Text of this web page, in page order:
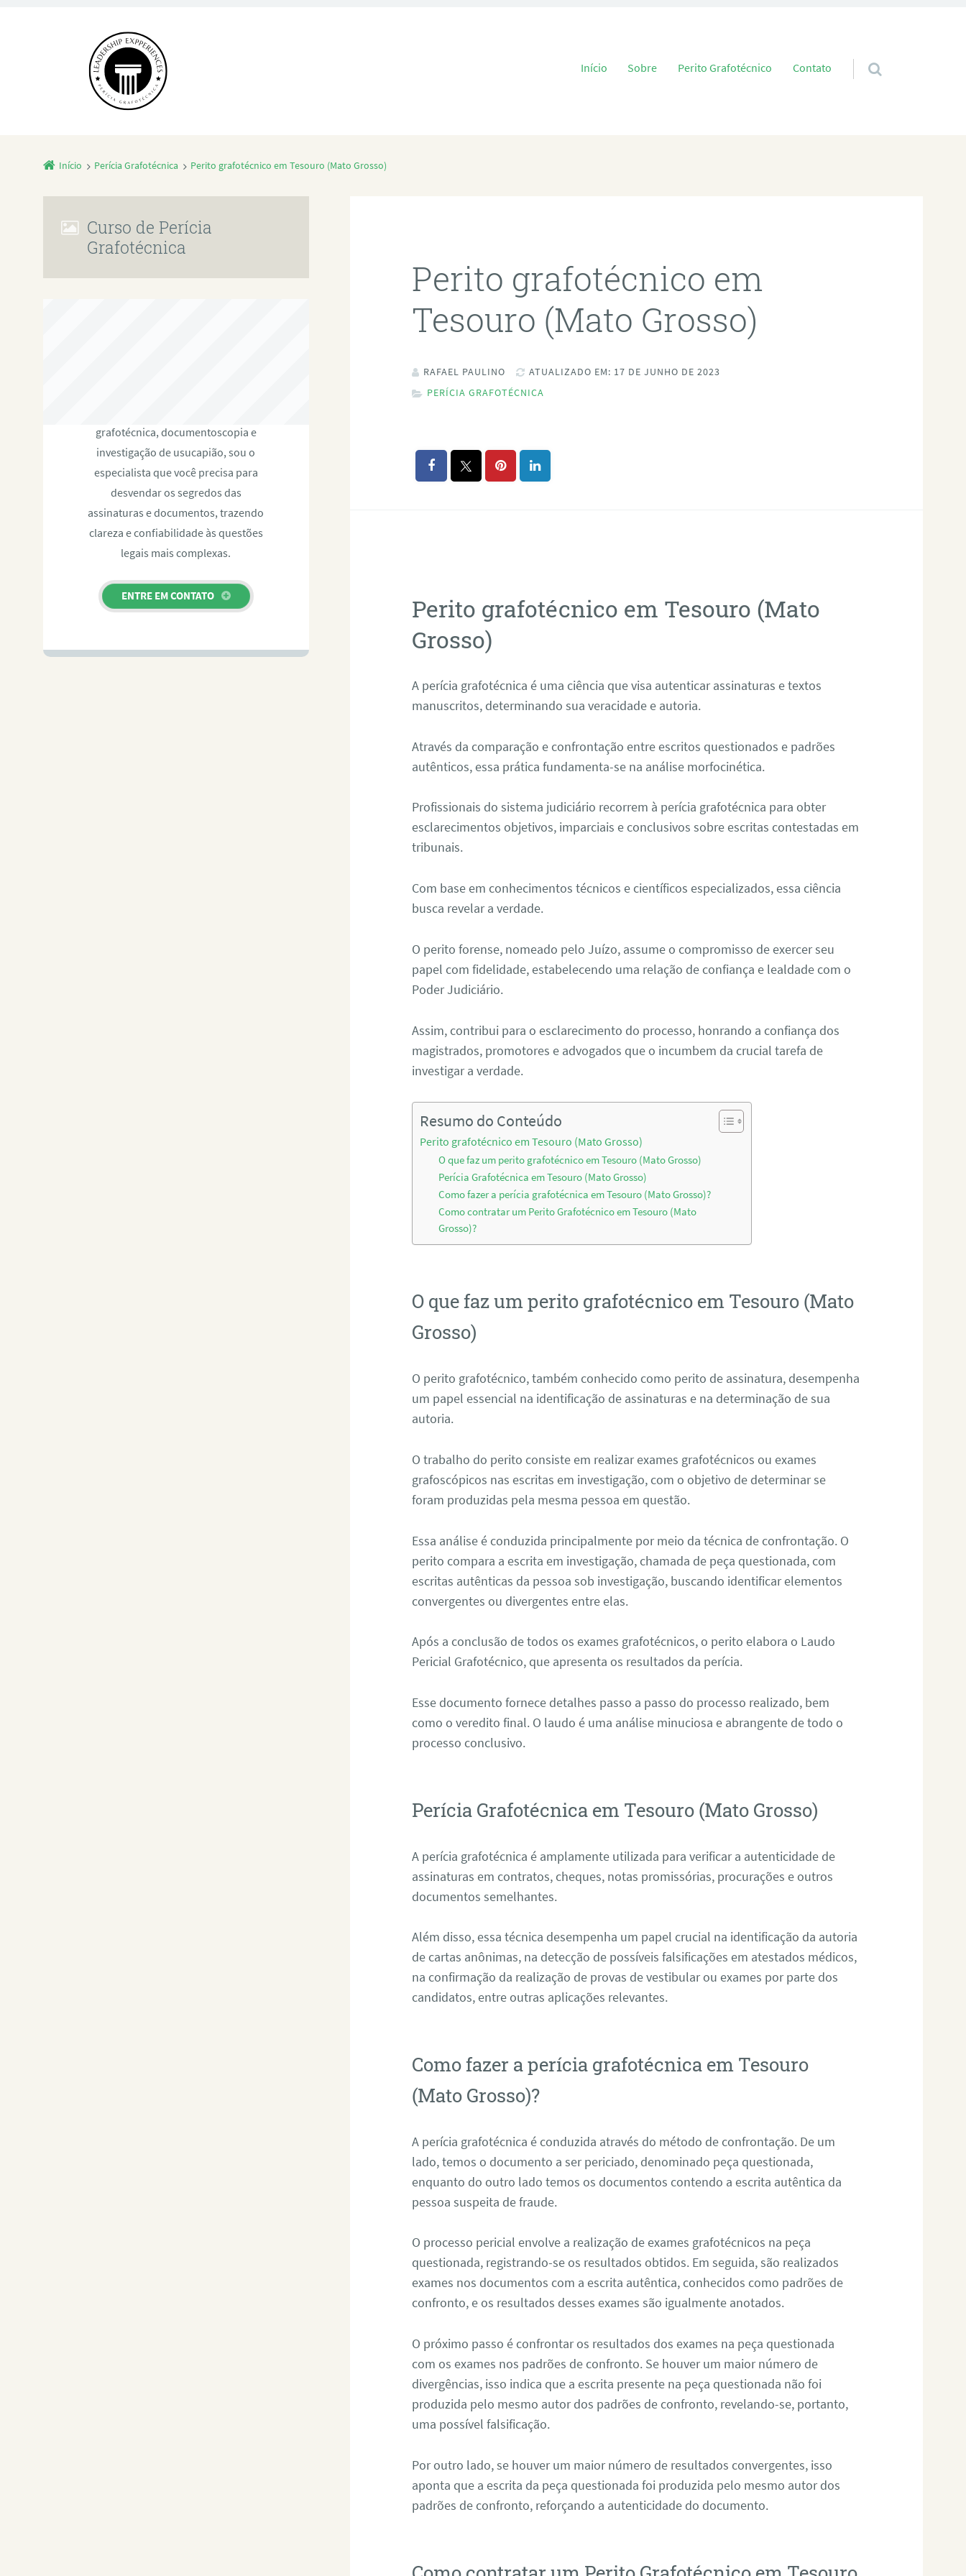
Pular para o conteúdo
Início Sobre Perito Grafotécnico Contato
Início Perícia Grafotécnica Perito grafotécnico em Tesouro (Mato Grosso)
Perito grafotécnico em
Tesouro (Mato Grosso)
RAFAEL PAULINO
ATUALIZADO EM: 17 DE JUNHO DE 2023
PERÍCIA GRAFOTÉCNICA
Perito grafotécnico em Tesouro (Mato
Grosso)
A perícia grafotécnica é uma ciência que visa autenticar assinaturas e textos
manuscritos, determinando sua veracidade e autoria.
Através da comparação e confrontação entre escritos questionados e padrões
autênticos, essa prática fundamenta-se na análise morfocinética.
Profissionais do sistema judiciário recorrem à perícia grafotécnica para obter
esclarecimentos objetivos, imparciais e conclusivos sobre escritas contestadas em
tribunais.
Com base em conhecimentos técnicos e científicos especializados, essa ciência
busca revelar a verdade.
O perito forense, nomeado pelo Juízo, assume o compromisso de exercer seu
papel com fidelidade, estabelecendo uma relação de confiança e lealdade com o
Poder Judiciário.
Assim, contribui para o esclarecimento do processo, honrando a confiança dos
magistrados, promotores e advogados que o incumbem da crucial tarefa de
investigar a verdade.
Resumo do Conteúdo
Perito grafotécnico em Tesouro (Mato Grosso)
O que faz um perito grafotécnico em Tesouro (Mato Grosso)
Perícia Grafotécnica em Tesouro (Mato Grosso)
Como fazer a perícia grafotécnica em Tesouro (Mato Grosso)?
Como contratar um Perito Grafotécnico em Tesouro (Mato
Grosso)?
O que faz um perito grafotécnico em Tesouro (Mato
Grosso)
O perito grafotécnico, também conhecido como perito de assinatura, desempenha
um papel essencial na identificação de assinaturas e na determinação de sua
autoria.
O trabalho do perito consiste em realizar exames grafotécnicos ou exames
grafoscópicos nas escritas em investigação, com o objetivo de determinar se
foram produzidas pela mesma pessoa em questão.
Essa análise é conduzida principalmente por meio da técnica de confrontação. O
perito compara a escrita em investigação, chamada de peça questionada, com
escritas autênticas da pessoa sob investigação, buscando identificar elementos
convergentes ou divergentes entre elas.
Após a conclusão de todos os exames grafotécnicos, o perito elabora o Laudo
Pericial Grafotécnico, que apresenta os resultados da perícia.
Esse documento fornece detalhes passo a passo do processo realizado, bem
como o veredito final. O laudo é uma análise minuciosa e abrangente de todo o
processo conclusivo.
Perícia Grafotécnica em Tesouro (Mato Grosso)
A perícia grafotécnica é amplamente utilizada para verificar a autenticidade de
assinaturas em contratos, cheques, notas promissórias, procurações e outros
documentos semelhantes.
Além disso, essa técnica desempenha um papel crucial na identificação da autoria
de cartas anônimas, na detecção de possíveis falsificações em atestados médicos,
na confirmação da realização de provas de vestibular ou exames por parte dos
candidatos, entre outras aplicações relevantes.
Como fazer a perícia grafotécnica em Tesouro
(Mato Grosso)?
A perícia grafotécnica é conduzida através do método de confrontação. De um
lado, temos o documento a ser periciado, denominado peça questionada,
enquanto do outro lado temos os documentos contendo a escrita autêntica da
pessoa suspeita de fraude.
O processo pericial envolve a realização de exames grafotécnicos na peça
questionada, registrando-se os resultados obtidos. Em seguida, são realizados
exames nos documentos com a escrita autêntica, conhecidos como padrões de
confronto, e os resultados desses exames são igualmente anotados.
O próximo passo é confrontar os resultados dos exames na peça questionada
com os exames nos padrões de confronto. Se houver um maior número de
divergências, isso indica que a escrita presente na peça questionada não foi
produzida pelo mesmo autor dos padrões de confronto, revelando-se, portanto,
uma possível falsificação.
Por outro lado, se houver um maior número de resultados convergentes, isso
aponta que a escrita da peça questionada foi produzida pelo mesmo autor dos
padrões de confronto, reforçando a autenticidade do documento.
Curso de Perícia
Grafotécnica
grafotécnica, documentoscopia e
investigação de usucapião, sou o
especialista que você precisa para
desvendar os segredos das
assinaturas e documentos, trazendo
clareza e confiabilidade às questões
legais mais complexas.
ENTRE EM CONTATO